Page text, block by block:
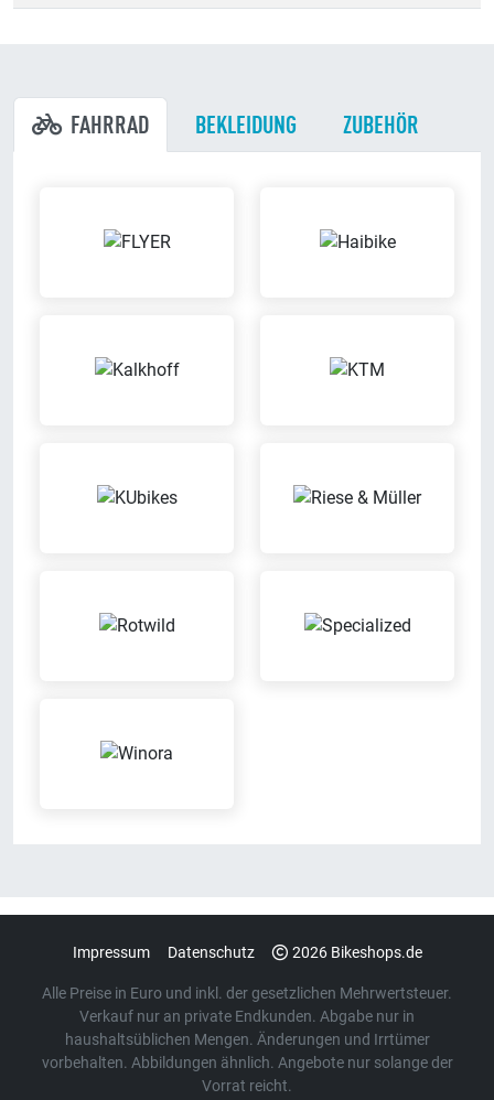
FAHRRAD BEKLEIDUNG ZUBEHÖR
Impressum Datenschutz 2026 Bikeshops.de
Alle Preise in Euro und inkl. der gesetzlichen Mehrwertsteuer.
Verkauf nur an private Endkunden. Abgabe nur in
haushaltsüblichen Mengen. Änderungen und Irrtümer
vorbehalten. Abbildungen ähnlich. Angebote nur solange der
Vorrat reicht.